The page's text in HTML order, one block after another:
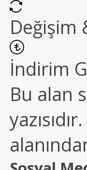
Değişim
İndirim
Bu alan